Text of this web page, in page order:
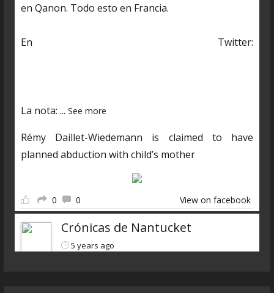
en Qanon. Todo esto en Francia.
En Twitter:
La nota: ... See more
Rémy Daillet-Wiedemann is claimed to have
planned abduction with child’s mother
0 0 View on facebook
Crónicas de Nantucket
5 years ago